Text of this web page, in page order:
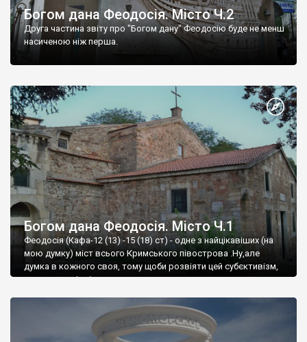
Богом дана Феодосія. Місто Ч.2
Друга частина звіту про "Богом дану" Феодосію буде не менш
насиченою ніж перша.
Богом дана Феодосія. Місто Ч.1
Феодосія (Кафа-12 (13) -15 (18) ст) - одне з найцікавіших (на
мою думку) міст всього Кримського півострова .Ну,але
думка в кожного своя, тому щоби розвіяти цей субєктивізм,
запрошую відвідати це